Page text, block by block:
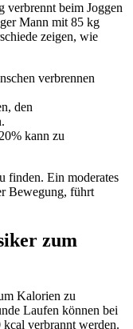
verbrennt beim Joggen
Mann mit 85 kg
zeigen, wie
verbrennen
den
kann zu
finden. Ein moderates
Bewegung, führt
zum
Kalorien zu
Laufen können bei
verbrannt werden.